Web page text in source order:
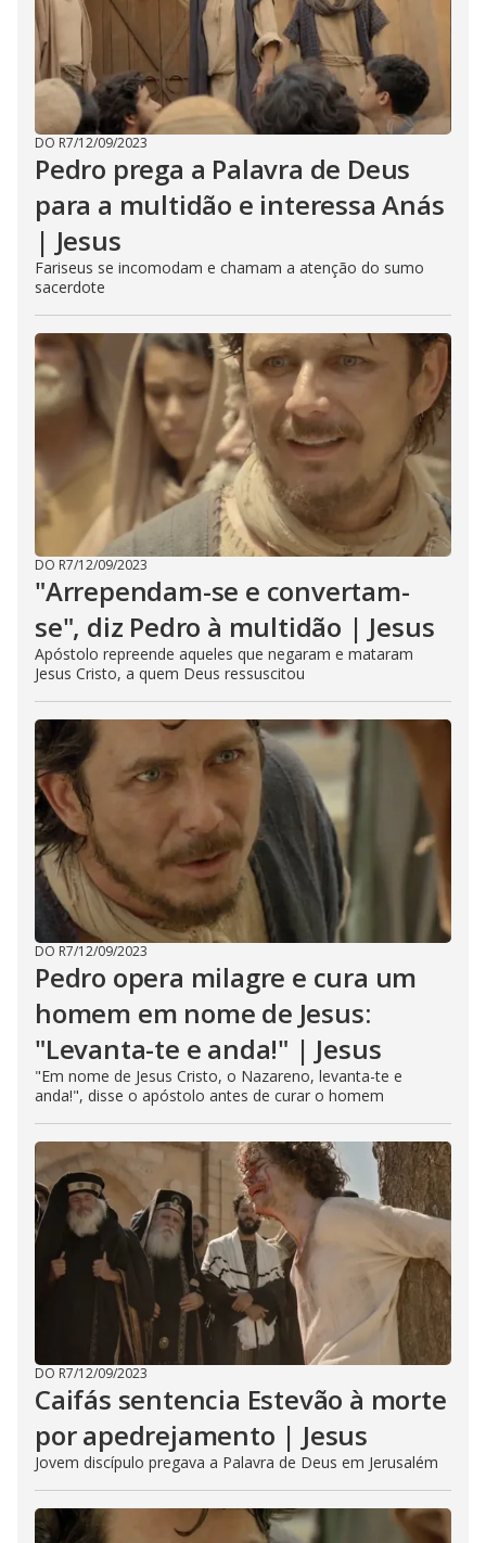
DO R7/12/09/2023
Pedro prega a Palavra de Deus
para a multidão e interessa Anás
| Jesus
Fariseus se incomodam e chamam a atenção do sumo
sacerdote
DO R7/12/09/2023
"Arrependam-se e convertam-
se", diz Pedro à multidão | Jesus
Apóstolo repreende aqueles que negaram e mataram
Jesus Cristo, a quem Deus ressuscitou
DO R7/12/09/2023
Pedro opera milagre e cura um
homem em nome de Jesus:
"Levanta-te e anda!" | Jesus
"Em nome de Jesus Cristo, o Nazareno, levanta-te e
anda!", disse o apóstolo antes de curar o homem
DO R7/12/09/2023
Caifás sentencia Estevão à morte
por apedrejamento | Jesus
Jovem discípulo pregava a Palavra de Deus em Jerusalém